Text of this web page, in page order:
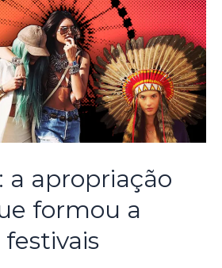
a apropriação
formou a